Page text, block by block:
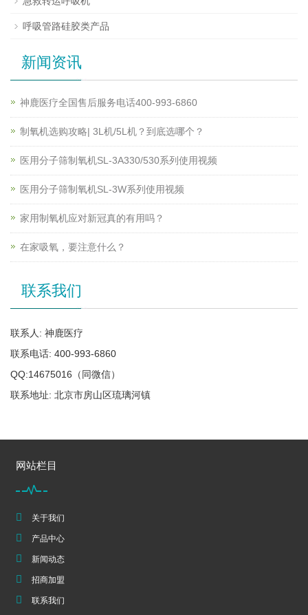
呼吸管路硅胶类产品
新闻资讯
神鹿医疗全国售后服务电话400-993-6860
制氧机选购攻略| 3L机/5L机？到底选哪个？
医用分子筛制氧机SL-3A330/530系列使用视频
医用分子筛制氧机SL-3W系列使用视频
家用制氧机应对新冠真的有用吗？
在家吸氧，要注意什么？
联系我们
联系人: 神鹿医疗
联系电话: 400-993-6860
QQ:14675016（同微信）
联系地址: 北京市房山区琉璃河镇
网站栏目
关于我们
产品中心
新闻动态
招商加盟
联系我们